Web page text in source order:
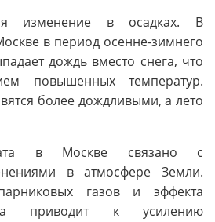
изменение в осадках. В
в период осенне-зимнего
дождь вместо снега, что
повышенных температур.
более дождливыми, а лето
в Москве связано с
в атмосфере Земли.
газов и эффекта
приводит к усилению